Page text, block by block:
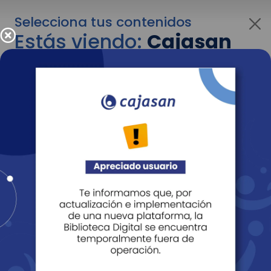
Selecciona tus contenidos
Estás viendo:Cajasan
corporativo
Para cambiar al contenido de tu interés más
adelante recuerda utilizar el menú
Entendido